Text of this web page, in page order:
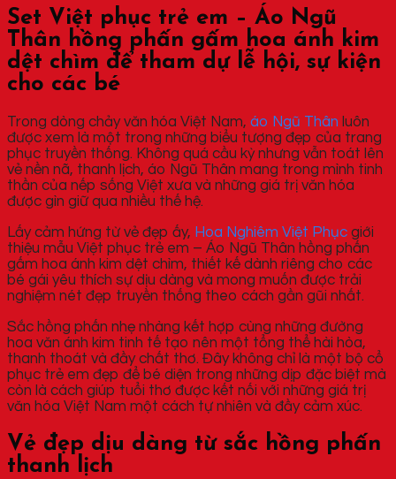
Set Việt phục trẻ em – Áo Ngũ
Thân hồng phấn gấm hoa ánh kim
dệt chìm để tham dự lễ hội, sự kiện
cho các bé
Trong dòng chảy văn hóa Việt Nam, áo Ngũ Thân luôn
được xem là một trong những biểu tượng đẹp của trang
phục truyền thống. Không quá cầu kỳ nhưng vẫn toát lên
vẻ nền nã, thanh lịch, áo Ngũ Thân mang trong mình tinh
thần của nếp sống Việt xưa và những giá trị văn hóa
được gìn giữ qua nhiều thế hệ.
Lấy cảm hứng từ vẻ đẹp ấy, Hoa Nghiêm Việt Phục giới
thiệu mẫu Việt phục trẻ em – Áo Ngũ Thân hồng phấn
gấm hoa ánh kim dệt chìm, thiết kế dành riêng cho các
bé gái yêu thích sự dịu dàng và mong muốn được trải
nghiệm nét đẹp truyền thống theo cách gần gũi nhất.
Sắc hồng phấn nhẹ nhàng kết hợp cùng những đường
hoa văn ánh kim tinh tế tạo nên một tổng thể hài hòa,
thanh thoát và đầy chất thơ. Đây không chỉ là một bộ cổ
phục trẻ em đẹp để bé diện trong những dịp đặc biệt mà
còn là cách giúp tuổi thơ được kết nối với những giá trị
văn hóa Việt Nam một cách tự nhiên và đầy cảm xúc.
Vẻ đẹp dịu dàng từ sắc hồng phấn
thanh lịch